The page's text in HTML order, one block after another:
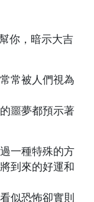
常被人們視為
噩夢都預示著
一種特殊的方
到來的好運和
似恐怖卻實則